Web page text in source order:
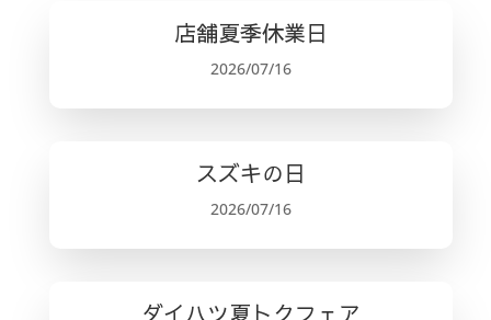
店舗夏季休業日
2026/07/16
スズキの日
2026/07/16
ダイハツ夏トクフェア